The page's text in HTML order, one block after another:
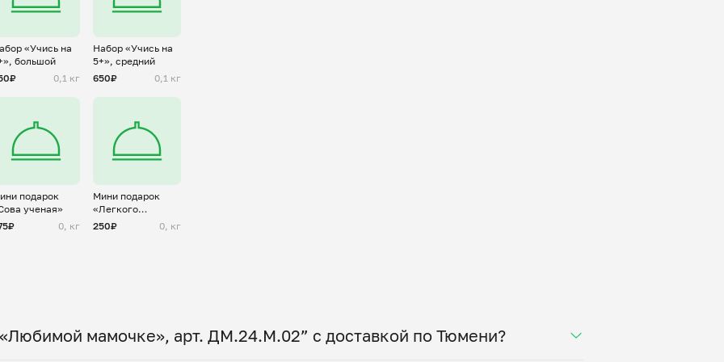
«Учись на
большой
0,1 кг
Набор «Учись на
5+», средний
650₽
0,1 кг
подарок
ученая»
0, кг
Мини подарок
«Легкого
учебного года»
250₽ 0, кг
мамочке», арт. ДМ.24.М.02” с доставкой по Тюмени?